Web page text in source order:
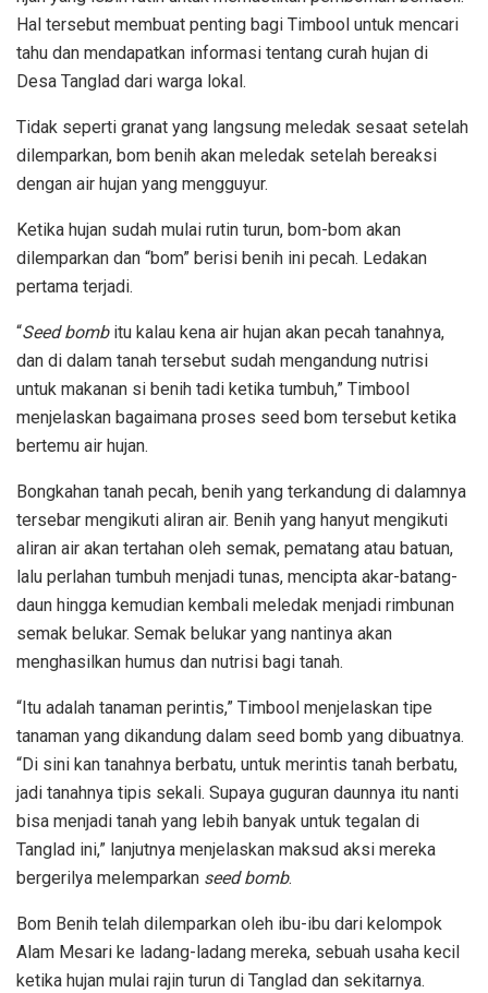
Hal tersebut membuat penting bagi Timbool untuk mencari
tahu dan mendapatkan informasi tentang curah hujan di
Desa Tanglad dari warga lokal.
Tidak seperti granat yang langsung meledak sesaat setelah
dilemparkan, bom benih akan meledak setelah bereaksi
dengan air hujan yang mengguyur.
Ketika hujan sudah mulai rutin turun, bom-bom akan
dilemparkan dan “bom” berisi benih ini pecah. Ledakan
pertama terjadi.
“Seed bombitu kalau kena air hujan akan pecah tanahnya,
dan di dalam tanah tersebut sudah mengandung nutrisi
untuk makanan si benih tadi ketika tumbuh,” Timbool
menjelaskan bagaimana proses seed bom tersebut ketika
bertemu air hujan.
Bongkahan tanah pecah, benih yang terkandung di dalamnya
tersebar mengikuti aliran air. Benih yang hanyut mengikuti
aliran air akan tertahan oleh semak, pematang atau batuan,
lalu perlahan tumbuh menjadi tunas, mencipta akar-batang-
daun hingga kemudian kembali meledak menjadi rimbunan
semak belukar. Semak belukar yang nantinya akan
menghasilkan humus dan nutrisi bagi tanah.
“Itu adalah tanaman perintis,” Timbool menjelaskan tipe
tanaman yang dikandung dalam seed bomb yang dibuatnya.
“Di sini kan tanahnya berbatu, untuk merintis tanah berbatu,
jadi tanahnya tipis sekali. Supaya guguran daunnya itu nanti
bisa menjadi tanah yang lebih banyak untuk tegalan di
Tanglad ini,” lanjutnya menjelaskan maksud aksi mereka
bergerilya melemparkan seed bomb.
Bom Benih telah dilemparkan oleh ibu-ibu dari kelompok
Alam Mesari ke ladang-ladang mereka, sebuah usaha kecil
ketika hujan mulai rajin turun di Tanglad dan sekitarnya.